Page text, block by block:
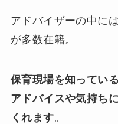
アドバイザーの中に
が多数在籍。
保育現場を知ってい
アドバイスや気持ち
くれます。